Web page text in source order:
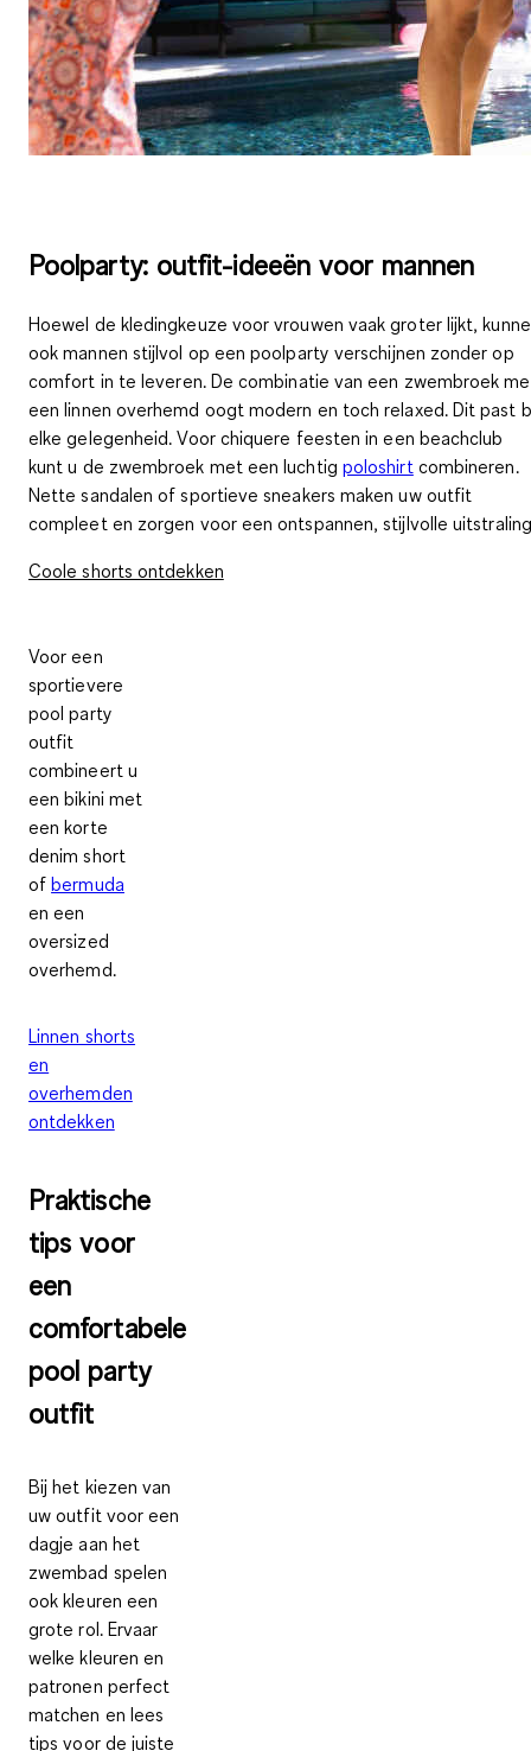
Poolparty: outfit-ideeën voor mannen
Hoewel de kledingkeuze voor vrouwen vaak groter lijkt,
ook mannen stijlvol op een poolparty verschijnen zonder op
comfort in te leveren. De combinatie van een zwembroek
een linnen overhemd oogt modern en toch relaxed. Dit past
elke gelegenheid. Voor chiquere feesten in een beachclub
kunt u de zwembroek met een luchtig poloshirt combineren.
Nette sandalen of sportieve sneakers maken uw outfit
compleet en zorgen voor een ontspannen, stijlvolle
Coole shorts ontdekken
Voor een
sportievere
pool party
outfit
combineert u
een bikini met
een korte
denim short
ofbermuda
en een
oversized
overhemd.
Linnen shorts
en
overhemden
ontdekken
Praktische
tips voor
een
comfortabele
pool party
outfit
Bij het kiezen van
uw outfit voor een
dagje aan het
zwembad spelen
ook kleuren een
grote rol. Ervaar
welkekleuren en
patronen perfect
matchen en lees
tips voor de juiste